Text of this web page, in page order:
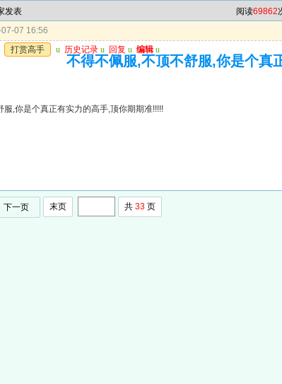
发表 阅读69862
07 16:56
打赏高手 u 历史记录 u 回复 u 编辑 u
不得不佩服,不顶不舒服,你是个真
服,你是个真正有实力的高手,顶你期期准!!!!!
下一页 末页 共 33 页